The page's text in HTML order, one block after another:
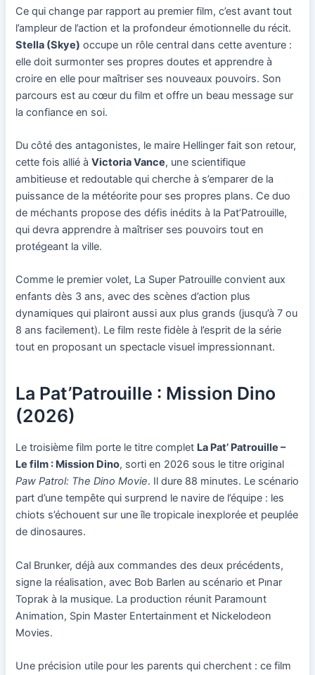
Ce qui change par rapport au premier film, c’est avant tout
l’ampleur de l’action et la profondeur émotionnelle du récit.
Stella (Skye) occupe un rôle central dans cette aventure :
elle doit surmonter ses propres doutes et apprendre à
croire en elle pour maîtriser ses nouveaux pouvoirs. Son
parcours est au cœur du film et offre un beau message sur
la confiance en soi.
Du côté des antagonistes, le maire Hellinger fait son retour,
cette fois allié àVictoria Vance, une scientifique
ambitieuse et redoutable qui cherche à s’emparer de la
puissance de la météorite pour ses propres plans. Ce duo
de méchants propose des défis inédits à la Pat’Patrouille,
qui devra apprendre à maîtriser ses pouvoirs tout en
protégeant la ville.
Comme le premier volet, La Super Patrouille convient aux
enfants dès 3 ans, avec des scènes d’action plus
dynamiques qui plairont aussi aux plus grands (jusqu’à 7 ou
8 ans facilement). Le film reste fidèle à l’esprit de la série
tout en proposant un spectacle visuel impressionnant.
La Pat’Patrouille : Mission Dino
(2026)
Le troisième film porte le titre complet La Pat’ Patrouille –
Le film : Mission Dino, sorti en 2026 sous le titre original
Paw Patrol: The Dino Movie. Il dure 88 minutes. Le scénario
part d’une tempête qui surprend le navire de l’équipe : les
chiots s’échouent sur une île tropicale inexplorée et peuplée
de dinosaures.
Cal Brunker, déjà aux commandes des deux précédents,
signe la réalisation, avec Bob Barlen au scénario et Pınar
Toprak à la musique. La production réunit Paramount
Animation, Spin Master Entertainment et Nickelodeon
Movies.
Une précision utile pour les parents qui cherchent : ce film